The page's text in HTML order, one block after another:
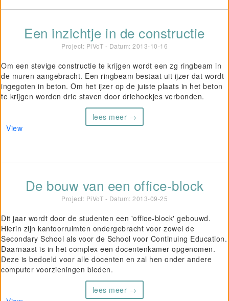
Een inzichtje in de constructie
Project: PiVoT - Datum: 2013-10-16
Om een stevige constructie te krijgen wordt een zg ringbeam in
de muren aangebracht. Een ringbeam bestaat uit ijzer dat wordt
ingegoten in beton. Om het ijzer op de juiste plaats in het beton
te krijgen worden drie staven door driehoekjes verbonden.
lees meer →
View
De bouw van een office-block
Project: PiVoT - Datum: 2013-09-25
Dit jaar wordt door de studenten een 'office-block' gebouwd.
Hierin zijn kantoorruimten ondergebracht voor zowel de
Secondary School als voor de School voor Continuing Education.
Daarnaast is in het complex een docentenkamer opgenomen.
Deze is bedoeld voor alle docenten en zal hen onder andere
computer voorzieningen bieden.
lees meer →